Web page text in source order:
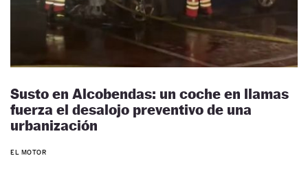
Susto en Alcobendas: un coche en llamas
fuerza el desalojo preventivo de una
urbanización
EL MOTOR